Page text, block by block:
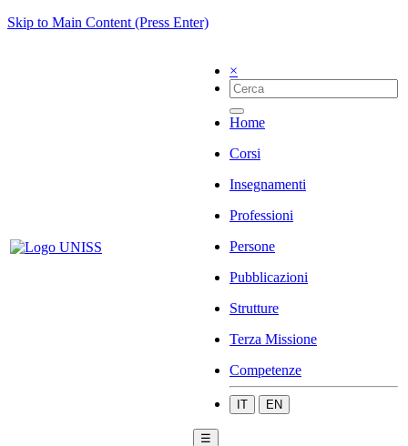
Skip to Main Content (Press Enter)
×
Home
Corsi
Insegnamenti
Professioni
Persone
Pubblicazioni
Strutture
Terza Missione
Competenze
IT EN
☰